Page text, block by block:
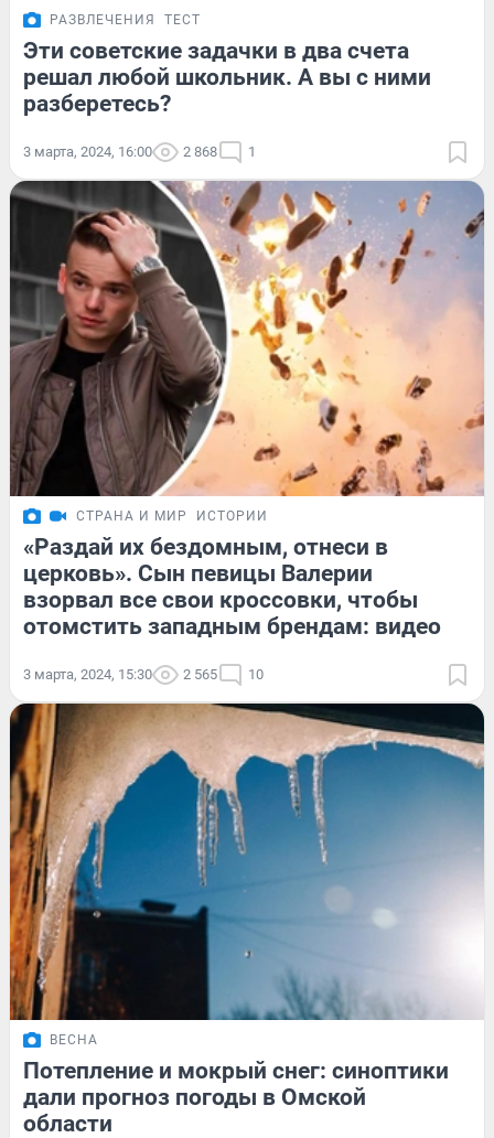
РАЗВЛЕЧЕНИЯ ТЕСТ
Эти советские задачки в два счета
решал любой школьник. А вы с ними
разберетесь?
3 марта, 2024, 16:00 2 868 1
СТРАНА И МИР ИСТОРИИ
«Раздай их бездомным, отнеси в
церковь». Сын певицы Валерии
взорвал все свои кроссовки, чтобы
отомстить западным брендам: видео
3 марта, 2024, 15:30 2 565 10
ВЕСНА
Потепление и мокрый снег: синоптики
дали прогноз погоды в Омской
области